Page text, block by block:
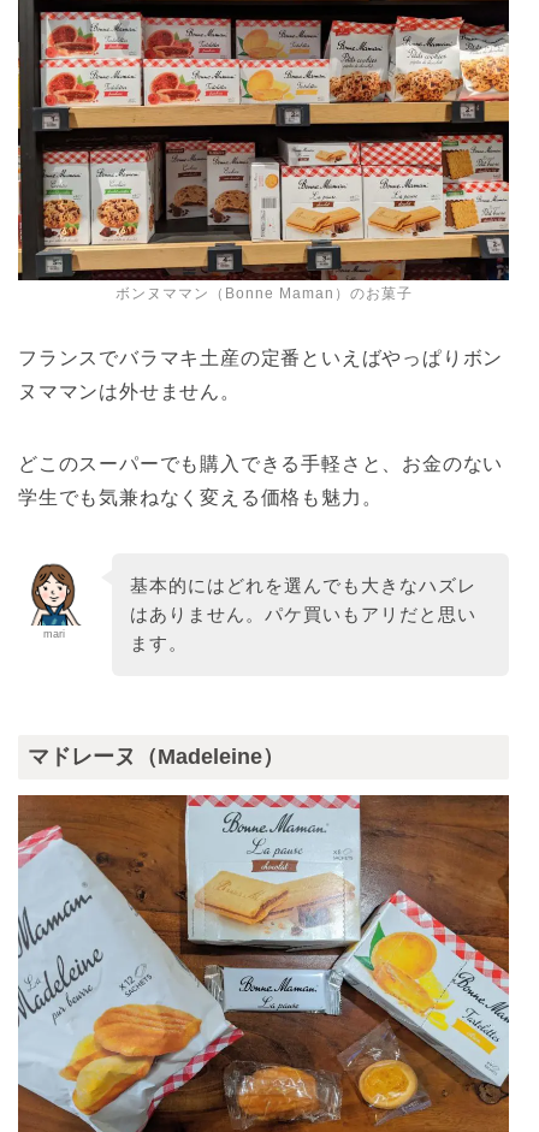
ボンヌママン（Bonne Maman）のお菓子
フランスでバラマキ土産の定番といえばやっぱりボン
ヌママンは外せません。
どこのスーパーでも購入できる手軽さと、お金のない
学生でも気兼ねなく変える価格も魅力。
mari
基本的にはどれを選んでも大きなハズレ
はありません。パケ買いもアリだと思い
ます。
マドレーヌ（Madeleine）